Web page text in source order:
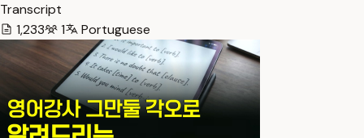
Transcript
1,233
1 Portuguese